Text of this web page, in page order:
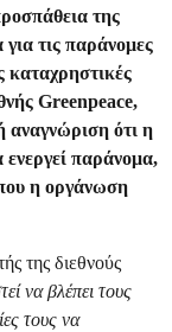
της
τις παράνομες
καταχρηστικές
Greenpeace,
αναγνώριση ότι η
παράνομα,
η οργάνωση
της διεθνούς
να βλέπει τους
τους να